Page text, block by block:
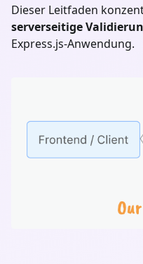
Dieser Leitfaden
serverseitige
Express.js-Anwendung.